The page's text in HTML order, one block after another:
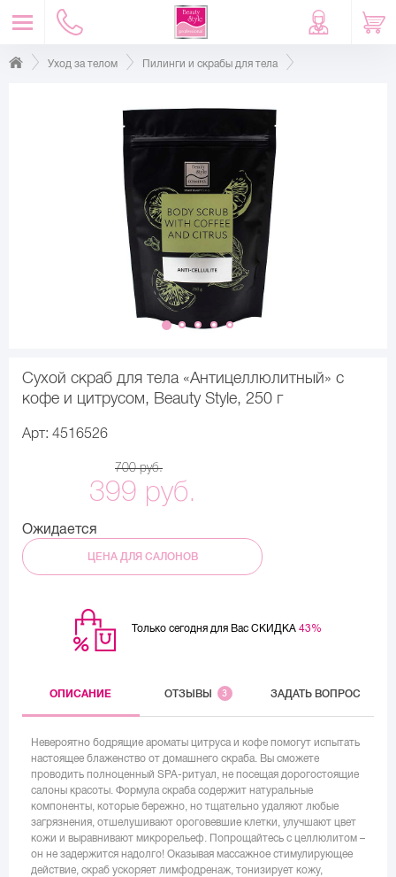
Уход за телом Пилинги и скрабы для тела
Сухой скраб для тела «Антицеллюлитный» с
кофе и цитрусом, Beauty Style, 250 г
Арт: 4516526
700 руб.
399 руб.
Ожидается
ЦЕНА ДЛЯ САЛОНОВ
Только сегодня для Вас СКИДКА 43%
ОПИСАНИЕ ОТЗЫВЫ 3 ЗАДАТЬ ВОПРОС
Невероятно бодрящие ароматы цитруса и кофе помогут испытать
настоящее блаженство от домашнего скраба. Вы сможете
проводить полноценный SPA-ритуал, не посещая дорогостоящие
салоны красоты. Формула скраба содержит натуральные
компоненты, которые бережно, но тщательно удаляют любые
загрязнения, отшелушивают ороговевшие клетки, улучшают цвет
кожи и выравнивают микрорельеф. Попрощайтесь с целлюлитом –
он не задержится надолго! Оказывая массажное стимулирующее
действие, скраб ускоряет лимфодренаж, тонизирует кожу,